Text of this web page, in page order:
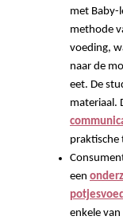
met Baby-
methode
voeding,
naar de
eet. De
materiaal.
praktische
een
enkele